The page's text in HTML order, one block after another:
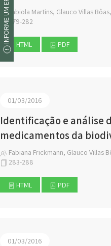
Fabiola Martins, Glauco Villas
279-282
HTML PDF
01/03/2016
Identificação e análise
medicamentos da
Fabiana Frickmann, Glauco Villas
283-288
HTML PDF
01/03/2016
INFORME UM ERRO